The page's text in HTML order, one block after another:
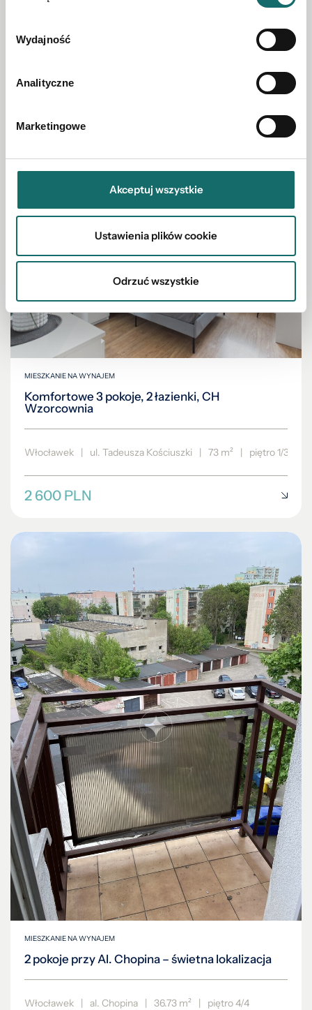
Wydajność
Analityczne
Marketingowe
Akceptuj wszystkie
Ustawienia plików cookie
Odrzuć wszystkie
MIESZKANIE NA WYNAJEM
Komfortowe 3 pokoje, 2 łazienki, CH
Wzorcownia
Włocławek | ul. Tadeusza Kościuszki | 73 m² | piętro 1/3
2 600 PLN
MIESZKANIE NA WYNAJEM
2 pokoje przy Al. Chopina – świetna lokalizacja
Włocławek | al. Chopina | 36.73 m² | piętro 4/4